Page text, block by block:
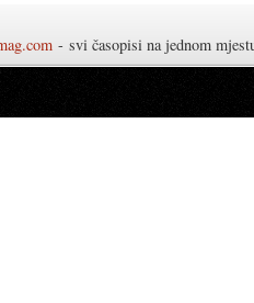
- svi časopisi na jednom